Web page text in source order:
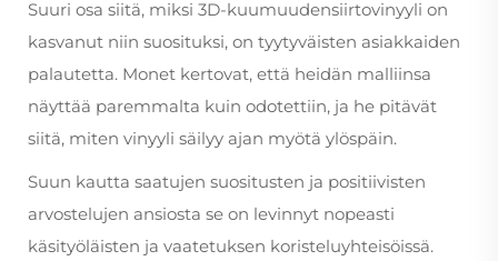
Suuri osa siitä, miksi 3D-kuumuudensiirtovinyyli on
kasvanut niin suosituksi, on tyytyväisten asiakkaiden
palautetta. Monet kertovat, että heidän malliinsa
näyttää paremmalta kuin odotettiin, ja he pitävät
siitä, miten vinyyli säilyy ajan myötä ylöspäin.
Suun kautta saatujen suositusten ja positiivisten
arvostelujen ansiosta se on levinnyt nopeasti
käsityöläisten ja vaatetuksen koristeluyhteisöissä.